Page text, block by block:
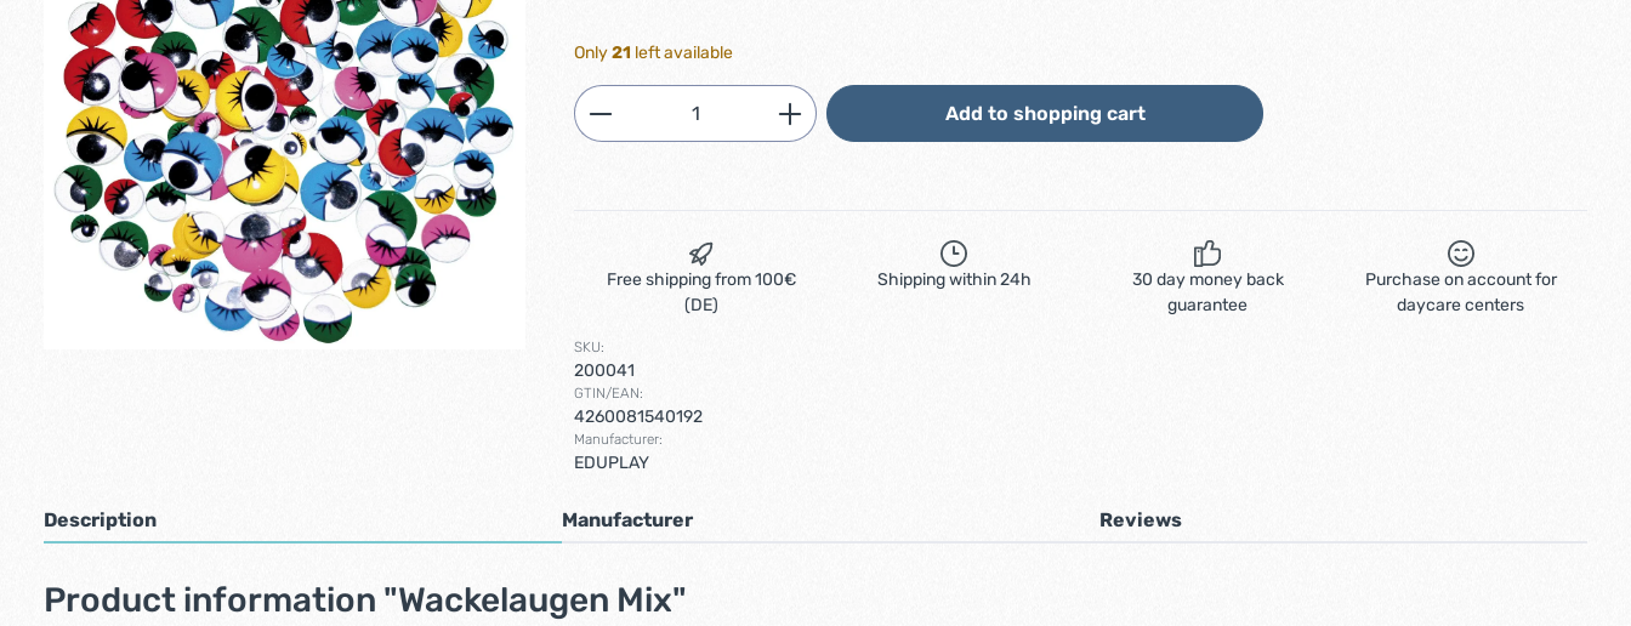
Only21 left available
Product Quantity: Enter the desired amount or use the buttons to increase or
Add to shopping cart
Free shipping from 100€
(DE)
Shipping within 24h
30 day money back
guarantee
Purchase on account for
daycare centers
SKU:
200041
GTIN/EAN:
4260081540192
Manufacturer:
EDUPLAY
Description Manufacturer Reviews
Product information "Wackelaugen Mix"